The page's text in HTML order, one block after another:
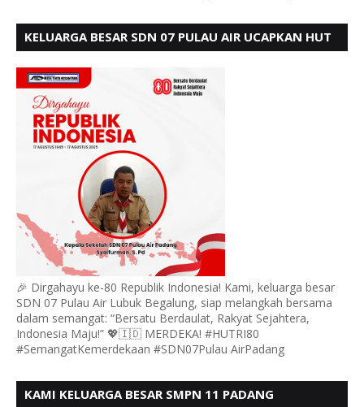
KELUARGA BESAR SDN 07 PULAU AIR UCAPKAN HUT
🎉 Dirgahayu ke-80 Republik Indonesia! Kami, keluarga besar
SDN 07 Pulau Air Lubuk Begalung, siap melangkah bersama
dalam semangat: “Bersatu Berdaulat, Rakyat Sejahtera,
Indonesia Maju!” 💖🇮🇩 MERDEKA! #HUTRI80
#SemangatKemerdekaan #SDN07Pulau AirPadang
KAMI KELUARGA BESAR SMPN 11 PADANG